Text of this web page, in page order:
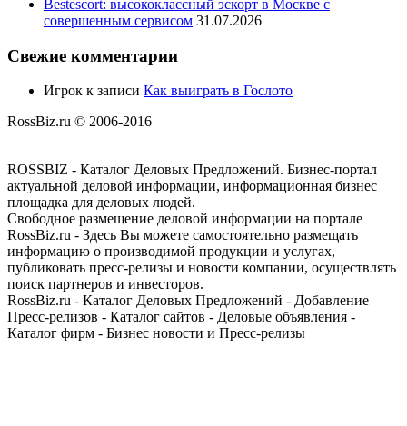
Bestescort: высококлассный эскорт в Москве с
совершенным сервисом 31.07.2026
Свежие комментарии
Игрок к записи Как выиграть в Гослото
RossBiz.ru © 2006-2016
ROSSBIZ - Каталог Деловых Предложений. Бизнес-портал
актуальной деловой информации, информационная бизнес
площадка для деловых людей.
Свободное размещение деловой информации на портале
RossBiz.ru - Здесь Вы можете самостоятельно размещать
информацию о производимой продукции и услугах,
публиковать пресс-релизы и новости компании, осуществлять
поиск партнеров и инвесторов.
RossBiz.ru - Каталог Деловых Предложений - Добавление
Пресс-релизов - Каталог сайтов - Деловые объявления -
Каталог фирм - Бизнес новости и Пресс-релизы